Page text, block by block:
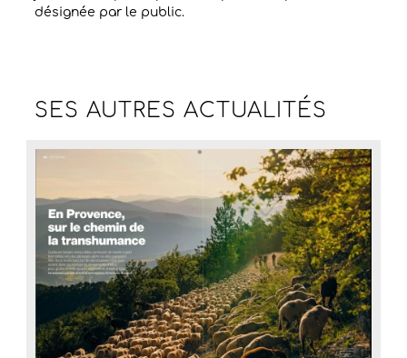
désignée par le public.
SES AUTRESACTUALITÉS